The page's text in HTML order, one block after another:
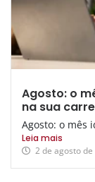
Agosto: o
na sua
Agosto: o mês
Leia mais
2 de agosto